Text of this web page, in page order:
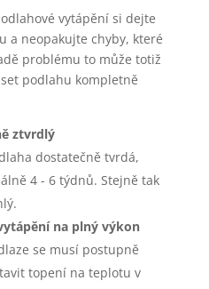
vytápění si dejte
a neopakujte chyby, které
problému to může totiž
podlahu kompletně
ztvrdlý
dostatečně tvrdá,
4 - 6 týdnů. Stejně tak
na plný výkon
se musí postupně
topení na teplotu v